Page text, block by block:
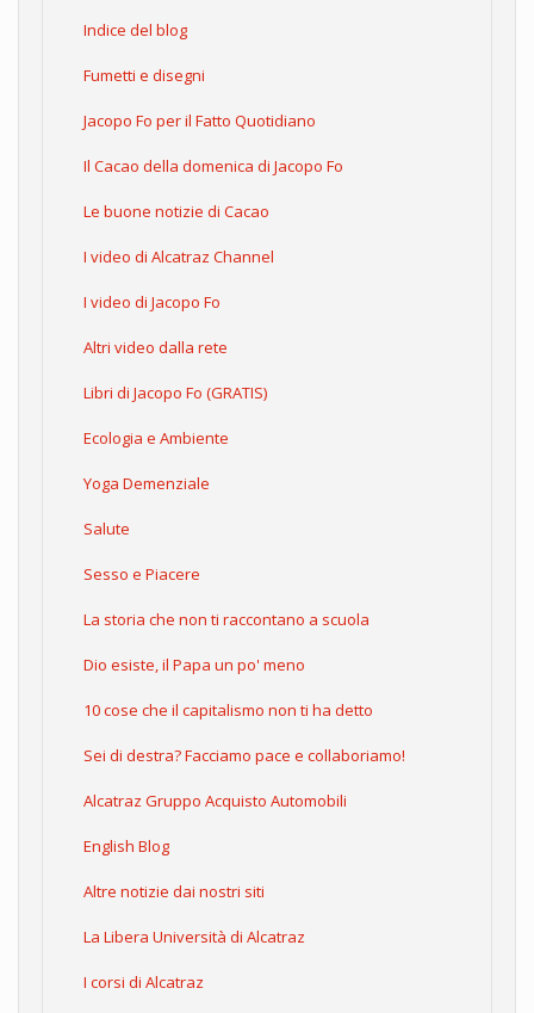
Indice del blog
Fumetti e disegni
Jacopo Fo per il Fatto Quotidiano
Il Cacao della domenica di Jacopo Fo
Le buone notizie di Cacao
I video di Alcatraz Channel
I video di Jacopo Fo
Altri video dalla rete
Libri di Jacopo Fo (GRATIS)
Ecologia e Ambiente
Yoga Demenziale
Salute
Sesso e Piacere
La storia che non ti raccontano a scuola
Dio esiste, il Papa un po' meno
10 cose che il capitalismo non ti ha detto
Sei di destra? Facciamo pace e collaboriamo!
Alcatraz Gruppo Acquisto Automobili
English Blog
Altre notizie dai nostri siti
La Libera Università di Alcatraz
I corsi di Alcatraz